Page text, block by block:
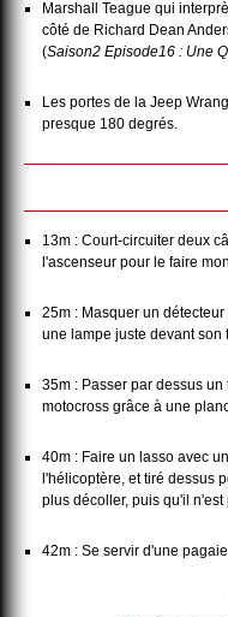
Marshall Teague qui
côté de Richard Dean
(Saison2 Episode16 : Une
Les portes de la Jeep
presque 180 degrés.
13m : Court-circuiter deux
l'ascenseur pour le faire
25m : Masquer un
une lampe juste devant son
35m : Passer par dessus
motocross grâce à une
40m : Faire un lasso avec
l'hélicoptère, et tiré dessus
plus décoller, puis qu'il
42m : Se servir d'une